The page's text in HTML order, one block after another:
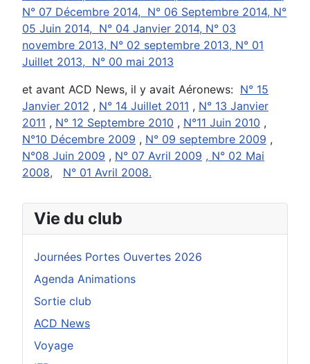
Vie du club
Journées Portes Ouvertes 2026
Agenda Animations
Sortie club
ACD News
Voyage
N° 07 Décembre 2014, N° 06 Septembre 2014, N°
05 Juin 2014, N° 04 Janvier 2014, N° 03
novembre 2013, N° 02 septembre 2013, N° 01
Juillet 2013, N° 00 mai 2013
et avant ACD News, il y avait Aéronews: N° 15
Janvier 2012 , N° 14 Juillet 2011 , N° 13 Janvier
2011 , N° 12 Septembre 2010 , N°11 Juin 2010 ,
N°10 Décembre 2009 , N° 09 septembre 2009 ,
N°08 Juin 2009 , N° 07 Avril 2009 , N° 02 Mai
2008,
N° 01 Avril 2008.